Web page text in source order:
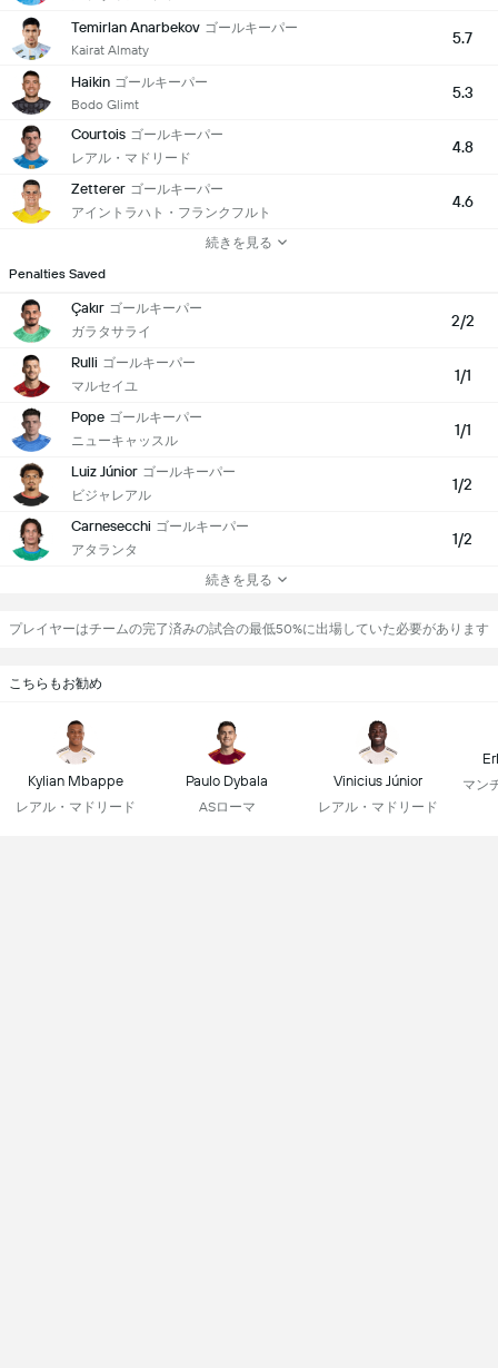
Temirlan Anarbekov ゴールキーパー
Kairat Almaty
5.7
Haikin ゴールキーパー
Bodo Glimt
5.3
Courtois ゴールキーパー
レアル・マドリード
4.8
Zetterer ゴールキーパー
アイントラハト・フランクフルト
4.6
続きを見る
Penalties Saved
Çakır ゴールキーパー
ガラタサライ
2/2
Rulli ゴールキーパー
マルセイユ
1/1
Pope ゴールキーパー
ニューキャッスル
1/1
Luiz Júnior ゴールキーパー
ビジャレアル
1/2
Carnesecchi ゴールキーパー
アタランタ
1/2
続きを見る
プレイヤーはチームの完了済みの試合の最低50%に出場していた必要があります
こちらもお勧め
Kylian Mbappe
レアル・マドリード
Paulo Dybala
ASローマ
Vinicius Júnior
レアル・マドリード
マン